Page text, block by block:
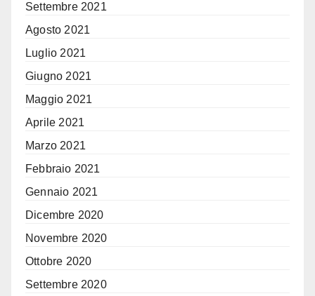
Settembre 2021
Agosto 2021
Luglio 2021
Giugno 2021
Maggio 2021
Aprile 2021
Marzo 2021
Febbraio 2021
Gennaio 2021
Dicembre 2020
Novembre 2020
Ottobre 2020
Settembre 2020